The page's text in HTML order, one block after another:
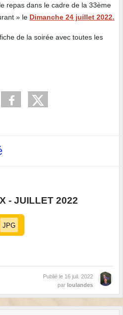
repas dans le cadre de la 33ème
» le Dimanche 24 juillet 2022.
de la soirée avec toutes les
- JUILLET 2022
JPG
Publié le 16 juil. 2022
par loulandes